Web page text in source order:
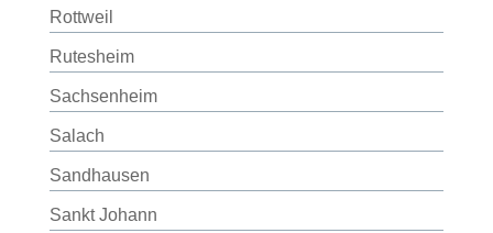
Rottweil
Rutesheim
Sachsenheim
Salach
Sandhausen
Sankt Johann